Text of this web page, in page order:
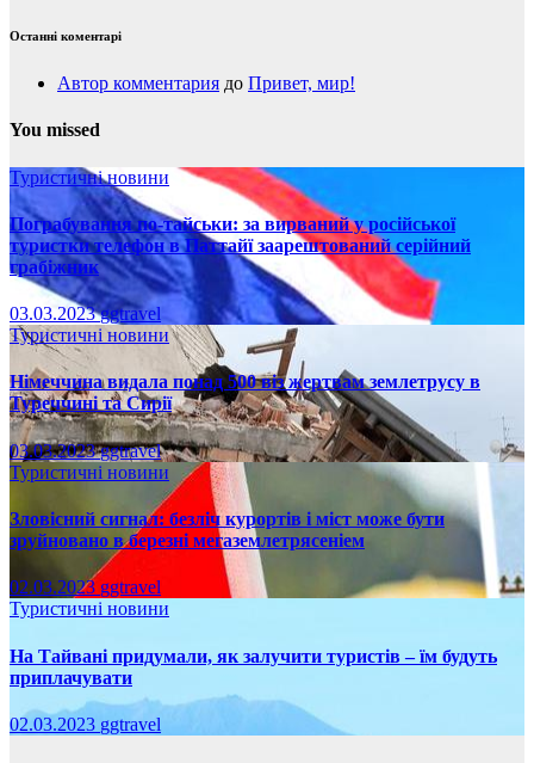
Останні коментарі
Автор комментария до Привет, мир!
You missed
Туристичні новини
Пограбування по-тайськи: за вирваний у російської
туристки телефон в Паттайї заарештований серійний
грабіжник
03.03.2023ggtravel
Туристичні новини
Німеччина видала понад 500 віз жертвам землетрусу в
Туреччині та Сирії
03.03.2023ggtravel
Туристичні новини
Зловісний сигнал: безліч курортів і міст може бути
зруйновано в березні мегаземлетрясеніем
02.03.2023 ggtravel
Туристичні новини
На Тайвані придумали, як залучити туристів – їм будуть
приплачувати
02.03.2023 ggtravel